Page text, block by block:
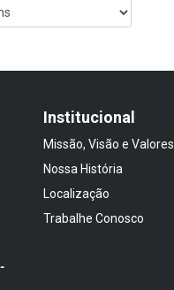
-
Institucional
Missão, Visão e Valores
Nossa História
Localização
Trabalhe Conosco